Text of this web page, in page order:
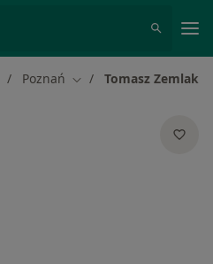
Poznań Zmień miasto
Tomasz Zemlak